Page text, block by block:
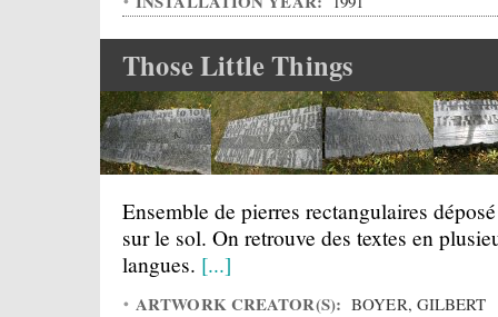
Those Little Things
Ensemble de pierres rectangulaires déposé
sur le sol. On retrouve des textes en
langues. [...]
ARTWORK CREATOR(S): BOYER, GILBERT